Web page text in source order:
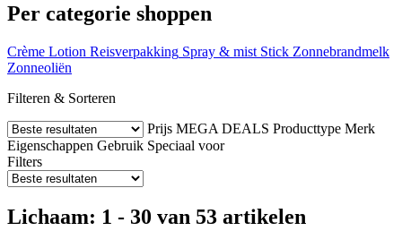
Per categorie shoppen
Crème Lotion Reisverpakking Spray & mist Stick Zonnebrandmelk
Zonneoliën
Filteren & Sorteren
Prijs MEGA DEALS Producttype Merk
Eigenschappen Gebruik Speciaal voor
Filters
Lichaam: 1 - 30 van 53 artikelen